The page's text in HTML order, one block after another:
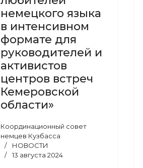
немецкого языка
в интенсивном
формате для
руководителей и
активистов
центров встреч
Кемеровской
области»
Координационный совет
немцев Кузбасса
НОВОСТИ
13 августа 2024